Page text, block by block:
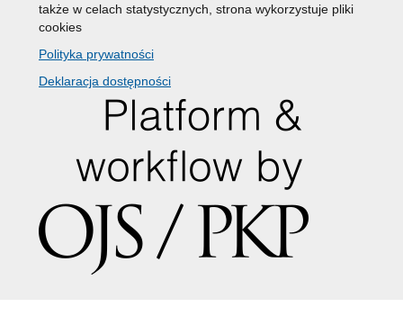
także w celach statystycznych, strona wykorzystuje pliki
cookies
Polityka prywatności
Deklaracja dostępności